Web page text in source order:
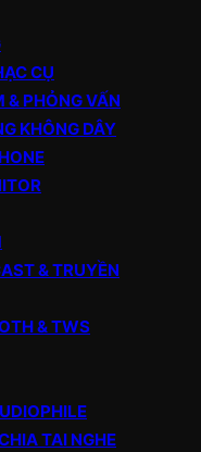
CỤ
& PHỎNG VẤN
KHÔNG DÂY
& TRUYỀN
& TWS
TAI NGHE